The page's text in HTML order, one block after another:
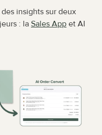
insights sur deux
: la Sales App et AI